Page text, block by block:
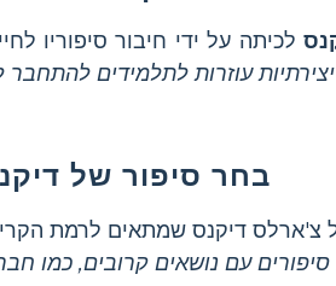
לכיתה על ידי חיבור סיפוריו
בחר סיפור של
דיקנס שמתאים לרמת